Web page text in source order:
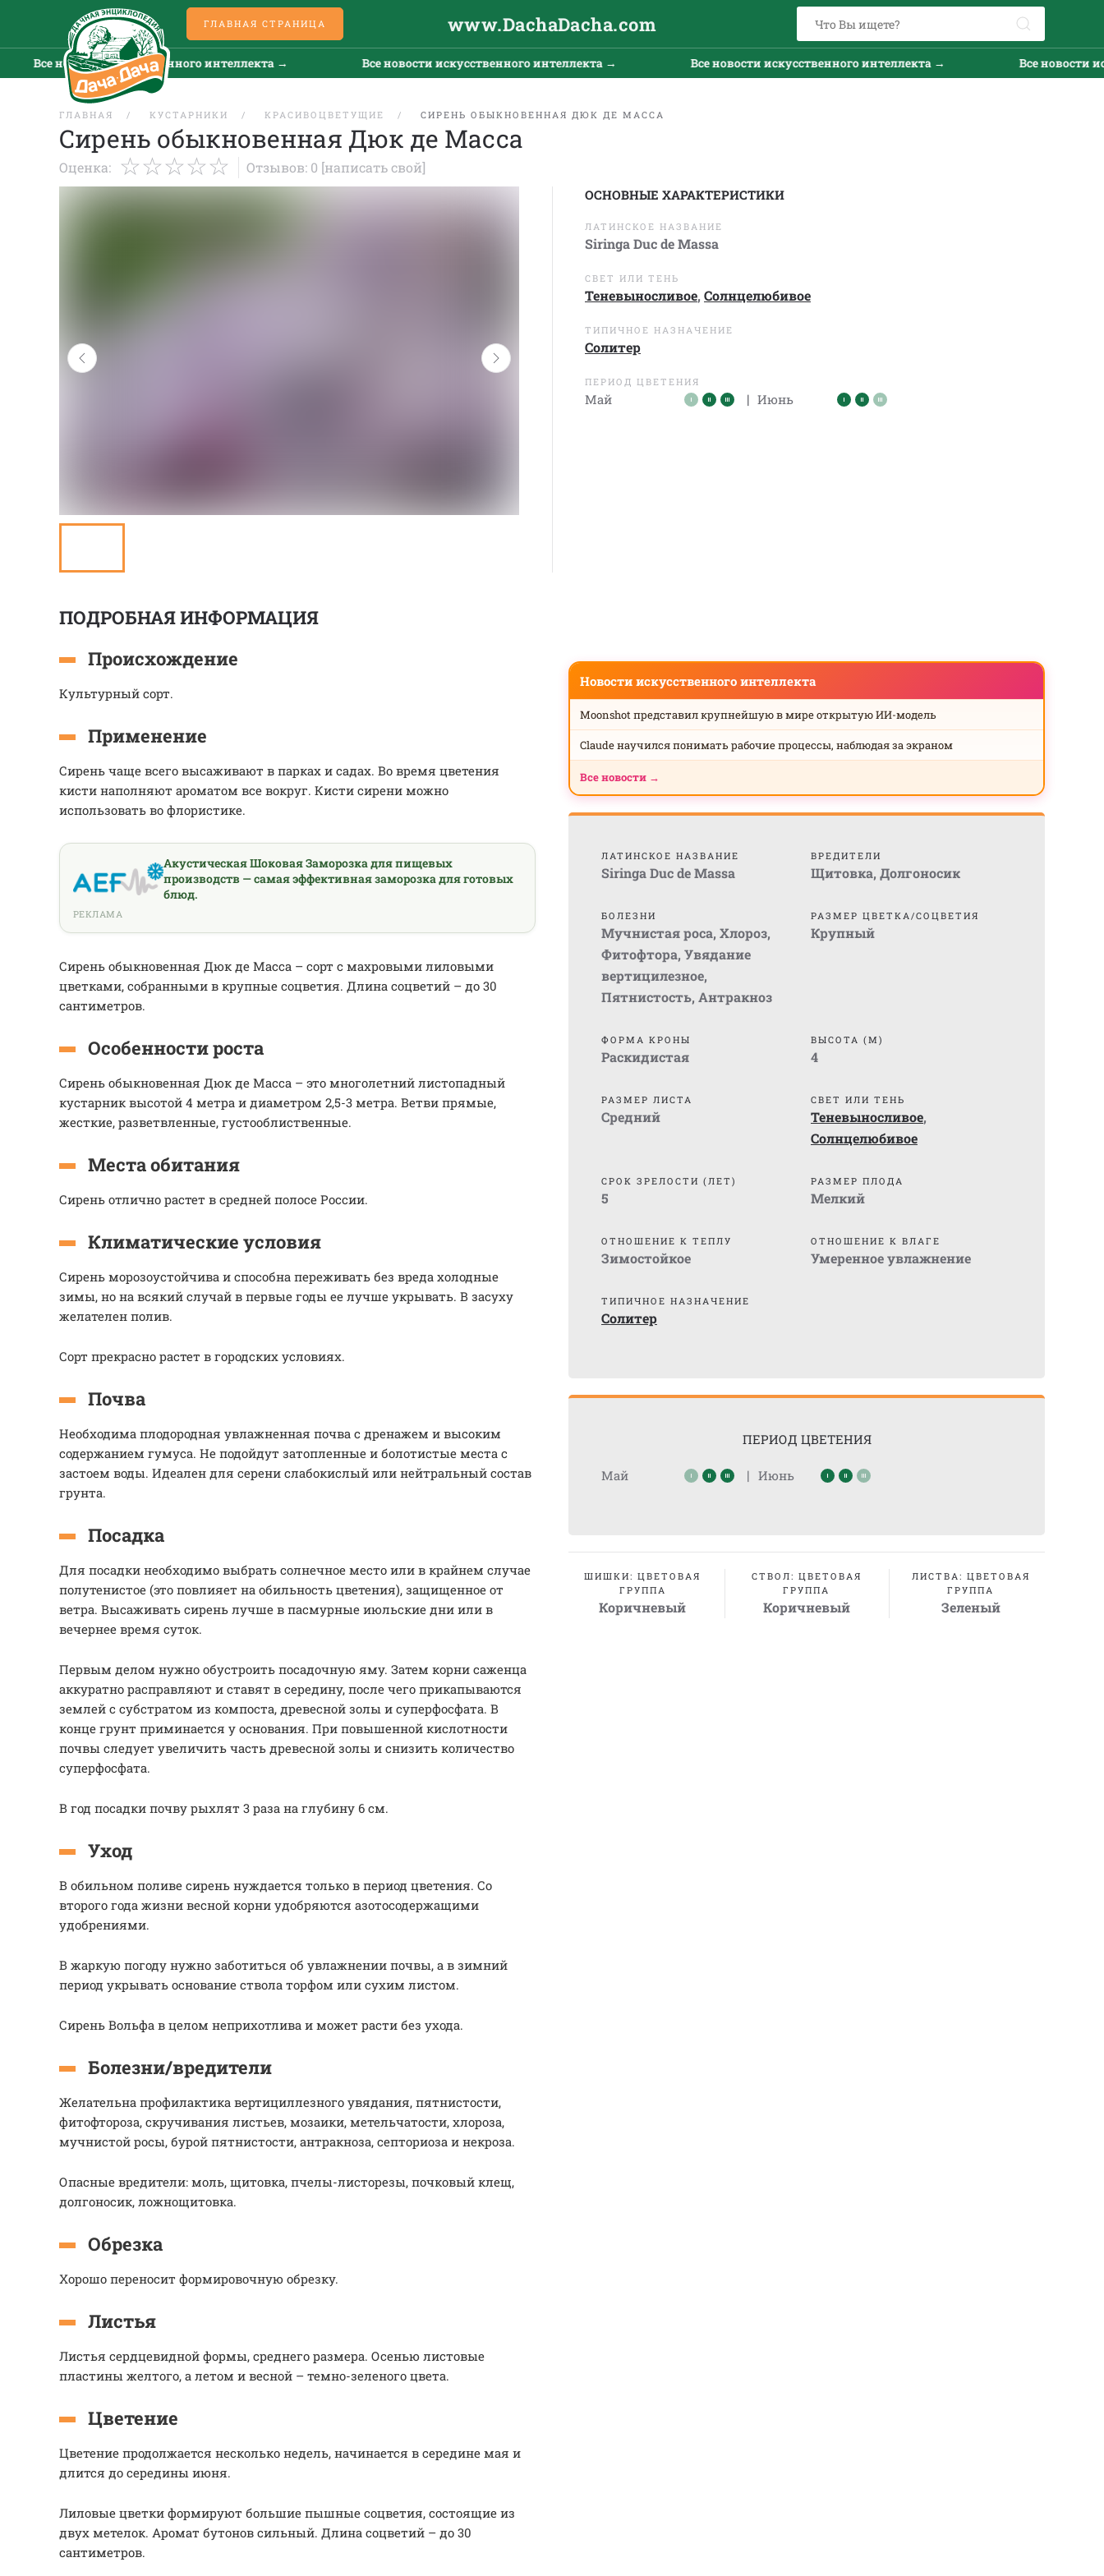
ГЛАВНАЯ СТРАНИЦА www.DachaDacha.com
новости искусственного интеллекта → Все новости искусственного интеллекта → Все новости искусственного интеллекта → Все новости
ГЛАВНАЯ КУСТАРНИКИ КРАСИВОЦВЕТУЩИЕ СИРЕНЬ ОБЫКНОВЕННАЯ ДЮК ДЕ МАССА
Сирень обыкновенная Дюк де Масса
Оценка: Отзывов: 0 [написать свой]
ОСНОВНЫЕ ХАРАКТЕРИСТИКИ
ЛАТИНСКОЕ НАЗВАНИЕ
Siringa Duc de Massa
СВЕТ ИЛИ ТЕНЬ
Теневыносливое, Солнцелюбивое
ТИПИЧНОЕ НАЗНАЧЕНИЕ
Солитер
ПЕРИОД ЦВЕТЕНИЯ
Май | Июнь
ПОДРОБНАЯ ИНФОРМАЦИЯ
Происхождение
Культурный сорт.
Применение
Сирень чаще всего высаживают в парках и садах. Во время цветения
кисти наполняют ароматом все вокруг. Кисти сирени можно
использовать во флористике.
Акустическая Шоковая Заморозка для пищевых
производств — самая эффективная заморозка для готовых
блюд.
РЕКЛАМА
Сирень обыкновенная Дюк де Масса – сорт с махровыми лиловыми
цветками, собранными в крупные соцветия. Длина соцветий – до 30
сантиметров.
Особенности роста
Сирень обыкновенная Дюк де Масса – это многолетний листопадный
кустарник высотой 4 метра и диаметром 2,5-3 метра. Ветви прямые,
жесткие, разветвленные, густооблиственные.
Места обитания
Сирень отлично растет в средней полосе России.
Климатические условия
Сирень морозоустойчива и способна переживать без вреда холодные
зимы, но на всякий случай в первые годы ее лучше укрывать. В засуху
желателен полив.
Сорт прекрасно растет в городских условиях.
Почва
Необходима плодородная увлажненная почва с дренажем и высоким
содержанием гумуса. Не подойдут затопленные и болотистые места с
застоем воды. Идеален для серени слабокислый или нейтральный состав
грунта.
Посадка
Для посадки необходимо выбрать солнечное место или в крайнем случае
полутенистое (это повлияет на обильность цветения), защищенное от
ветра. Высаживать сирень лучше в пасмурные июльские дни или в
вечернее время суток.
Первым делом нужно обустроить посадочную яму. Затем корни саженца
аккуратно расправляют и ставят в середину, после чего прикапываются
землей с субстратом из компоста, древесной золы и суперфосфата. В
конце грунт приминается у основания. При повышенной кислотности
почвы следует увеличить часть древесной золы и снизить количество
суперфосфата.
В год посадки почву рыхлят 3 раза на глубину 6 см.
Уход
В обильном поливе сирень нуждается только в период цветения. Со
второго года жизни весной корни удобряются азотосодержащими
удобрениями.
В жаркую погоду нужно заботиться об увлажнении почвы, а в зимний
период укрывать основание ствола торфом или сухим листом.
Сирень Вольфа в целом неприхотлива и может расти без ухода.
Болезни/вредители
Желательна профилактика вертициллезного увядания, пятнистости,
фитофтороза, скручивания листьев, мозаики, метельчатости, хлороза,
мучнистой росы, бурой пятнистости, антракноза, септориоза и некроза.
Опасные вредители: моль, щитовка, пчелы-листорезы, почковый клещ,
долгоносик, ложнощитовка.
Обрезка
Хорошо переносит формировочную обрезку.
Листья
Листья сердцевидной формы, среднего размера. Осенью листовые
пластины желтого, а летом и весной – темно-зеленого цвета.
Цветение
Цветение продолжается несколько недель, начинается в середине мая и
длится до середины июня.
Лиловые цветки формируют большие пышные соцветия, состоящие из
двух метелок. Аромат бутонов сильный. Длина соцветий – до 30
сантиметров.
Новости искусственного интеллекта
Moonshot представил крупнейшую в мире открытую ИИ-модель
Claude научился понимать рабочие процессы, наблюдая за экраном
Все новости →
ЛАТИНСКОЕ НАЗВАНИЕ
Siringa Duc de Massa
ВРЕДИТЕЛИ
Щитовка, Долгоносик
БОЛЕЗНИ
Мучнистая роса, Хлороз,
Фитофтора, Увядание
вертицилезное,
Пятнистость, Антракноз
РАЗМЕР ЦВЕТКА/СОЦВЕТИЯ
Крупный
ФОРМА КРОНЫ
Раскидистая
ВЫСОТА (М)
4
РАЗМЕР ЛИСТА
Средний
СВЕТ ИЛИ ТЕНЬ
Теневыносливое,
Солнцелюбивое
СРОК ЗРЕЛОСТИ (ЛЕТ)
5
РАЗМЕР ПЛОДА
Мелкий
ОТНОШЕНИЕ К ТЕПЛУ
Зимостойкое
ОТНОШЕНИЕ К ВЛАГЕ
Умеренное увлажнение
ТИПИЧНОЕ НАЗНАЧЕНИЕ
Солитер
ПЕРИОД ЦВЕТЕНИЯ
Май | Июнь
ШИШКИ: ЦВЕТОВАЯ
ГРУППА
Коричневый
СТВОЛ: ЦВЕТОВАЯ
ГРУППА
Коричневый
ЛИСТВА: ЦВЕТОВАЯ
ГРУППА
Зеленый